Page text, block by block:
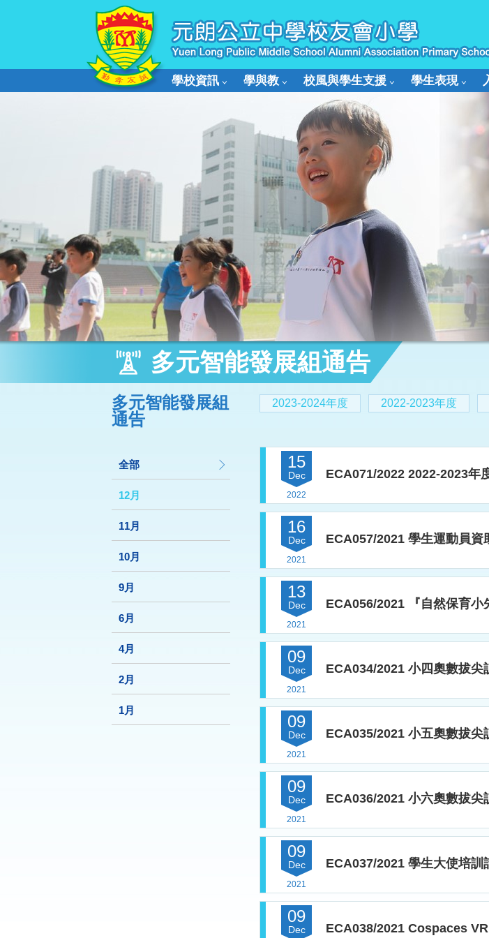
學校資訊 學與教 校風與學生支援 學生表現
多元智能發展組通告
2023-2024年度 2022-2023年度
多元智能發展組
通告
全部
12月
11月
10月
9月
6月
4月
2月
1月
15
Dec
2022
ECA071/2022 2022-2023年
16
Dec
2021
ECA057/2021 學生運動員
13
Dec
2021
ECA056/2021 『自然保育
09
Dec
2021
ECA034/2021 小四奧數拔尖
09
Dec
2021
ECA035/2021 小五奧數拔尖
09
Dec
2021
ECA036/2021 小六奧數拔尖
09
Dec
2021
ECA037/2021 學生大使培訓
09
Dec ECA038/2021 Cospaces